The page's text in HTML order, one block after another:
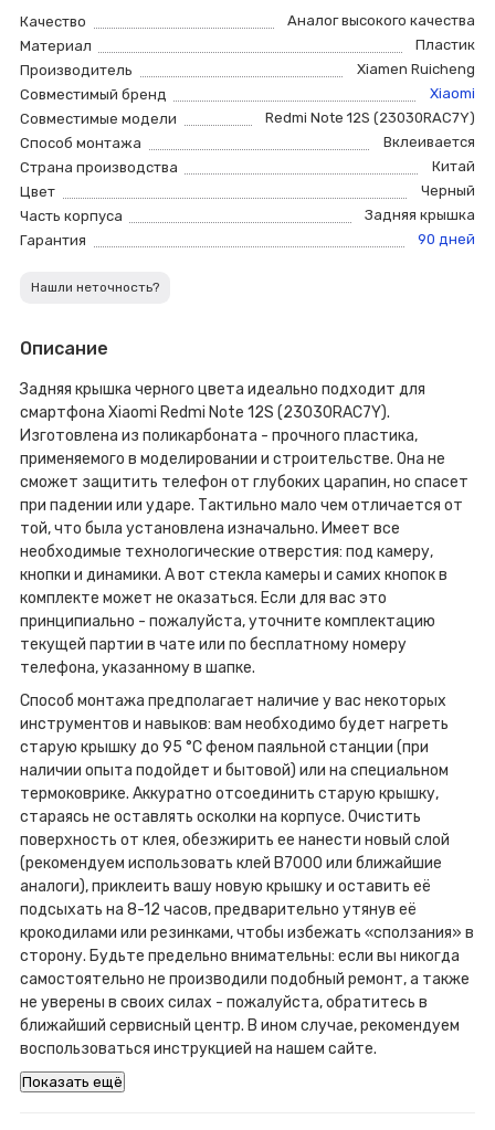
Качество
Аналог высокого качества
Материал
Пластик
Производитель
Xiamen Ruicheng
Совместимый бренд
Xiaomi
Совместимые модели
Redmi Note 12S (23030RAC7Y)
Способ монтажа
Вклеивается
Страна производства
Китай
Цвет
Черный
Часть корпуса
Задняя крышка
Гарантия
90 дней
Нашли неточность?
Описание
Задняя крышка черного цвета идеально подходит для
смартфона Xiaomi Redmi Note 12S (23030RAC7Y).
Изготовлена из поликарбоната - прочного пластика,
применяемого в моделировании и строительстве. Она не
сможет защитить телефон от глубоких царапин, но спасет
при падении или ударе. Тактильно мало чем отличается от
той, что была установлена изначально. Имеет все
необходимые технологические отверстия: под камеру,
кнопки и динамики. А вот стекла камеры и самих кнопок в
комплекте может не оказаться. Если для вас это
принципиально - пожалуйста, уточните комплектацию
текущей партии в чате или по бесплатному номеру
телефона, указанному в шапке.
Способ монтажа предполагает наличие у вас некоторых
инструментов и навыков: вам необходимо будет нагреть
старую крышку до 95 °C феном паяльной станции (при
наличии опыта подойдет и бытовой) или на специальном
термоковрике. Аккуратно отсоединить старую крышку,
стараясь не оставлять осколки на корпусе. Очистить
поверхность от клея, обезжирить ее нанести новый слой
(рекомендуем использовать клей B7000 или ближайшие
аналоги), приклеить вашу новую крышку и оставить её
подсыхать на 8-12 часов, предварительно утянув её
крокодилами или резинками, чтобы избежать «сползания» в
сторону. Будьте предельно внимательны: если вы никогда
самостоятельно не производили подобный ремонт, а также
не уверены в своих силах - пожалуйста, обратитесь в
ближайший сервисный центр. В ином случае, рекомендуем
воспользоваться инструкцией на нашем сайте.
Показать ещё